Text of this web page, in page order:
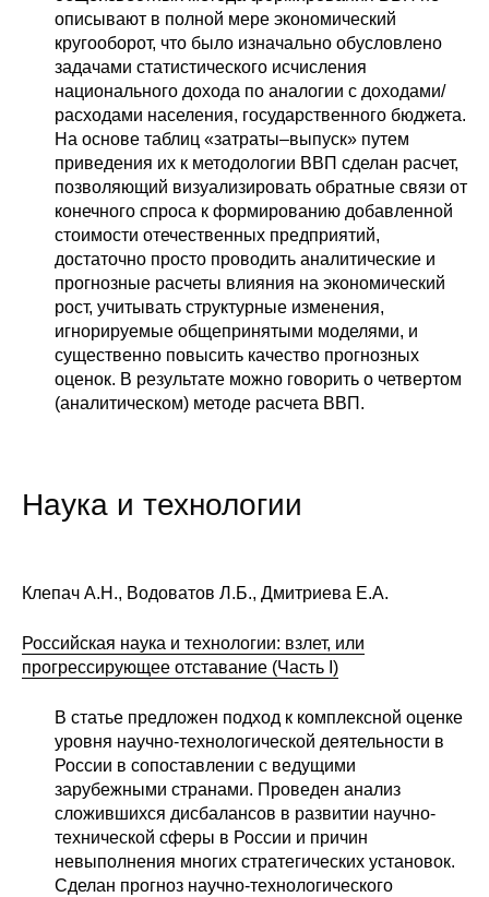
Материалы
Конкурсы и вакансии
Контакты
описывают в полной мере экономический
кругооборот, что было изначально обусловлено
задачами статистического исчисления
национального дохода по аналогии с доходами/
расходами населения, государственного бюджета.
На основе таблиц «затраты–выпуск» путем
приведения их к методологии ВВП сделан расчет,
позволяющий визуализировать обратные связи от
конечного спроса к формированию добавленной
стоимости отечественных предприятий,
достаточно просто проводить аналитические и
прогнозные расчеты влияния на экономический
рост, учитывать структурные изменения,
игнорируемые общепринятыми моделями, и
существенно повысить качество прогнозных
оценок. В результате можно говорить о четвертом
(аналитическом) методе расчета ВВП.
Наука и технологии
Клепач А.Н., Водоватов Л.Б., Дмитриева Е.А.
Российская наука и технологии: взлет, или
прогрессирующее отставание (Часть I)
В статье предложен подход к комплексной оценке
уровня научно-технологической деятельности в
России в сопоставлении с ведущими
зарубежными странами. Проведен анализ
сложившихся дисбалансов в развитии научно-
технической сферы в России и причин
невыполнения многих стратегических установок.
Сделан прогноз научно-технологического